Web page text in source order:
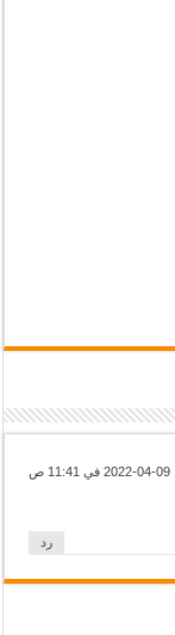
2022-04-09 في 11:41 ص
رد